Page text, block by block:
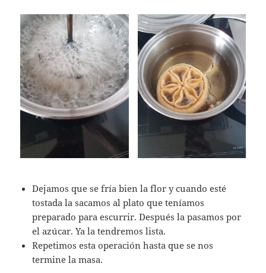
Dejamos que se fría bien la flor y cuando esté
tostada la sacamos al plato que teníamos
preparado para escurrir. Después la pasamos por
el azúcar. Ya la tendremos lista.
Repetimos esta operación hasta que se nos
termine la masa.